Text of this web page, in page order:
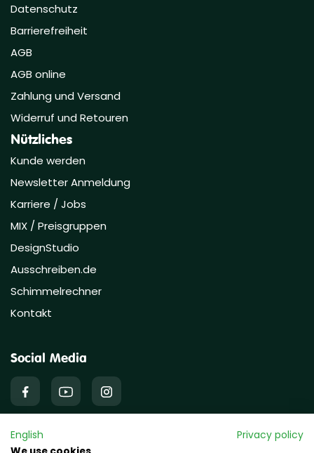
Datenschutz
Barrierefreiheit
AGB
AGB online
Zahlung und Versand
Widerruf und Retouren
Nützliches
Kunde werden
Newsletter Anmeldung
Karriere / Jobs
MIX / Preisgruppen
DesignStudio
Ausschreiben.de
Schimmelrechner
Kontakt
Social Media
English
Privacy policy